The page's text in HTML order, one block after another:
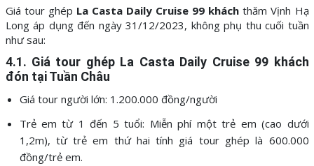
Giá tour ghép La Casta Daily Cruise 99 kháchthăm Vịnh Hạ
Long áp dụng đến ngày 31/12/2023, không phụ thu cuối tuần
như sau:
4.1. Giá tour ghép La Casta Daily Cruise 99 khách
đón tại Tuần Châu
Giá tour người lớn: 1.200.000 đồng/người
Trẻ em từ 1 đến 5 tuổi: Miễn phí một trẻ em (cao dưới
1,2m), từ trẻ em thứ hai tính giá tour ghép là 600.000
đồng/trẻ em.